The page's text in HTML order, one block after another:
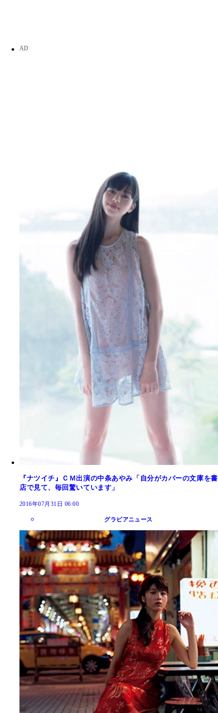
『ナツイチ』ＣＭ出演の中条あやみ「自分がカバーの文庫を書
店で見て、毎回驚いています」
2016年07月31日 06:00
グラビアニュース